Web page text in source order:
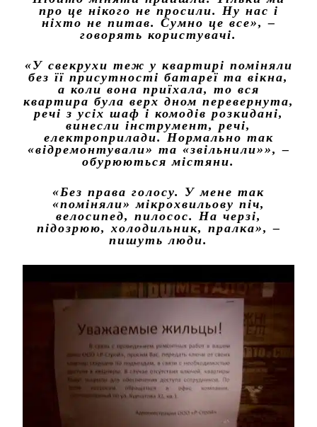
про це нікого не просили. Ну нас і
ніхто не питав. Сумно це все», –
говорять користувачі.
«У свекрухи теж у квартирі поміняли
без її присутності батареї та вікна,
а коли вона приїхала, то вся
квартира була верх дном перевернута,
речі з усіх шаф і комодів розкидані,
винесли інструмент, речі,
електроприлади. Нормально так
«відремонтували» та «звільнили»», –
обурюються містяни.
«Без права голосу. У мене так
«поміняли» мікрохвильову піч,
велосипед, пилосос. На черзі,
підозрюю, холодильник, пралка», –
пишуть люди.